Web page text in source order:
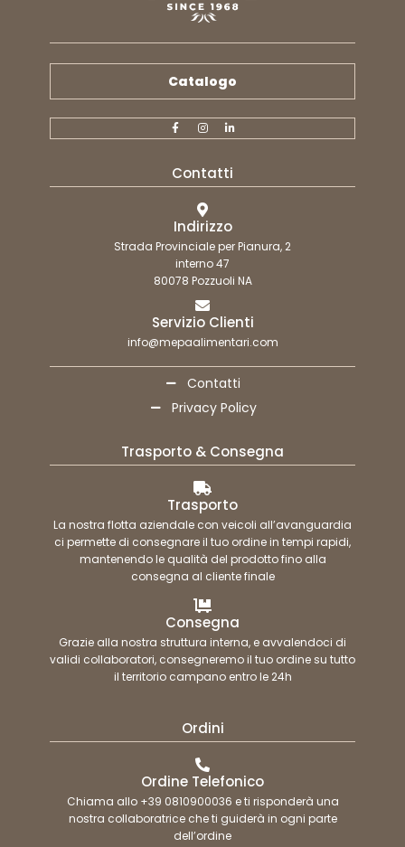
Catalogo
Contatti
Indirizzo
Strada Provinciale per Pianura, 2
interno 47
80078 Pozzuoli NA
Servizio Clienti
info@mepaalimentari.com
Contatti
Privacy Policy
Trasporto & Consegna
Trasporto
La nostra flotta aziendale con veicoli all’avanguardia
ci permette di consegnare il tuo ordine in tempi rapidi,
mantenendo le qualità del prodotto fino alla
consegna al cliente finale
Consegna
Grazie alla nostra struttura interna, e avvalendoci di
validi collaboratori, consegneremo il tuo ordine su tutto
il territorio campano entro le 24h
Ordini
Ordine Telefonico
Chiama allo +39 0810900036 e ti risponderà una
nostra collaboratrice che ti guiderà in ogni parte
dell’ordine